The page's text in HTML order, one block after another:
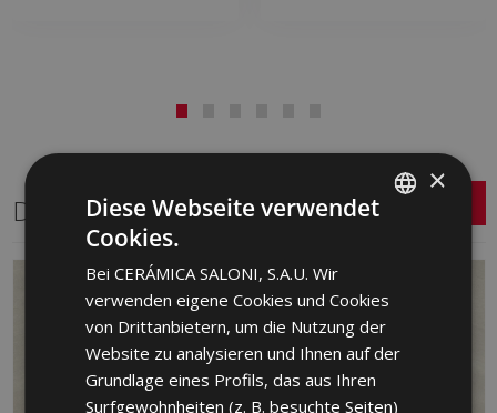
Dasselbe Format
GERMAN
PORTUGUESE
×
Diese Webseite verwendet
Cookies.
Bei CERÁMICA SALONI, S.A.U. Wir
verwenden eigene Cookies und Cookies
von Drittanbietern, um die Nutzung der
Website zu analysieren und Ihnen auf der
Grundlage eines Profils, das aus Ihren
Surfgewohnheiten (z. B. besuchte Seiten)